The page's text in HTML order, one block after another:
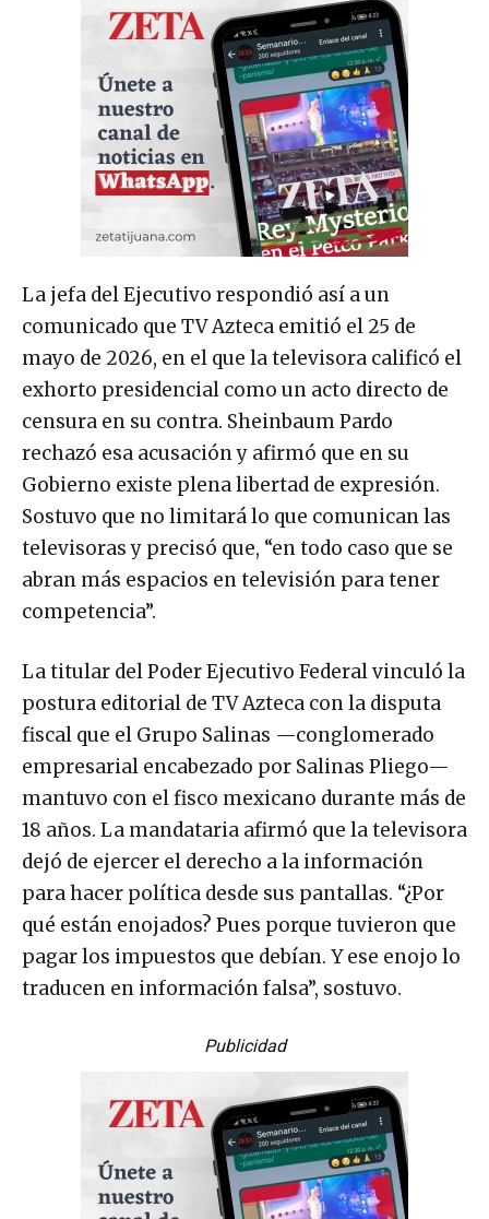
La jefa del Ejecutivo respondió así a un
comunicado que TV Azteca emitió el 25 de
mayo de 2026, en el que la televisora calificó el
exhorto presidencial como un acto directo de
censura en su contra. Sheinbaum Pardo
rechazó esa acusación y afirmó que en su
Gobierno existe plena libertad de expresión.
Sostuvo que no limitará lo que comunican las
televisoras y precisó que, “en todo caso que se
abran más espacios en televisión para tener
competencia”.
La titular del Poder Ejecutivo Federal vinculó la
postura editorial de TV Azteca con la disputa
fiscal que el Grupo Salinas —conglomerado
empresarial encabezado por Salinas Pliego—
mantuvo con el fisco mexicano durante más de
18 años. La mandataria afirmó que la televisora
dejó de ejercer el derecho a la información
para hacer política desde sus pantallas. “¿Por
qué están enojados? Pues porque tuvieron que
pagar los impuestos que debían. Y ese enojo lo
traducen en información falsa”, sostuvo.
Publicidad